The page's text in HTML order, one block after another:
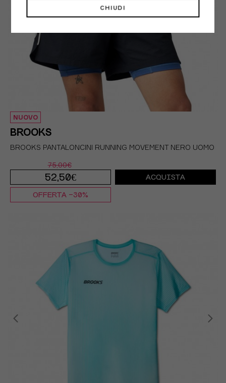
NUOVO
BROOKS
BROOKS PANTALONCINI RUNNING MOVEMENT NERO UOMO
75,00€
52,50€ ACQUISTA
OFFERTA -30%
CHIUDI